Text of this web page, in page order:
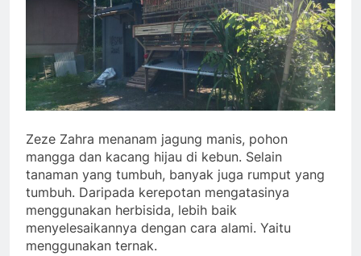
Zeze Zahra menanam jagung manis, pohon
mangga dan kacang hijau di kebun. Selain
tanaman yang tumbuh, banyak juga rumput yang
tumbuh. Daripada kerepotan mengatasinya
menggunakan herbisida, lebih baik
menyelesaikannya dengan cara alami. Yaitu
menggunakan ternak.